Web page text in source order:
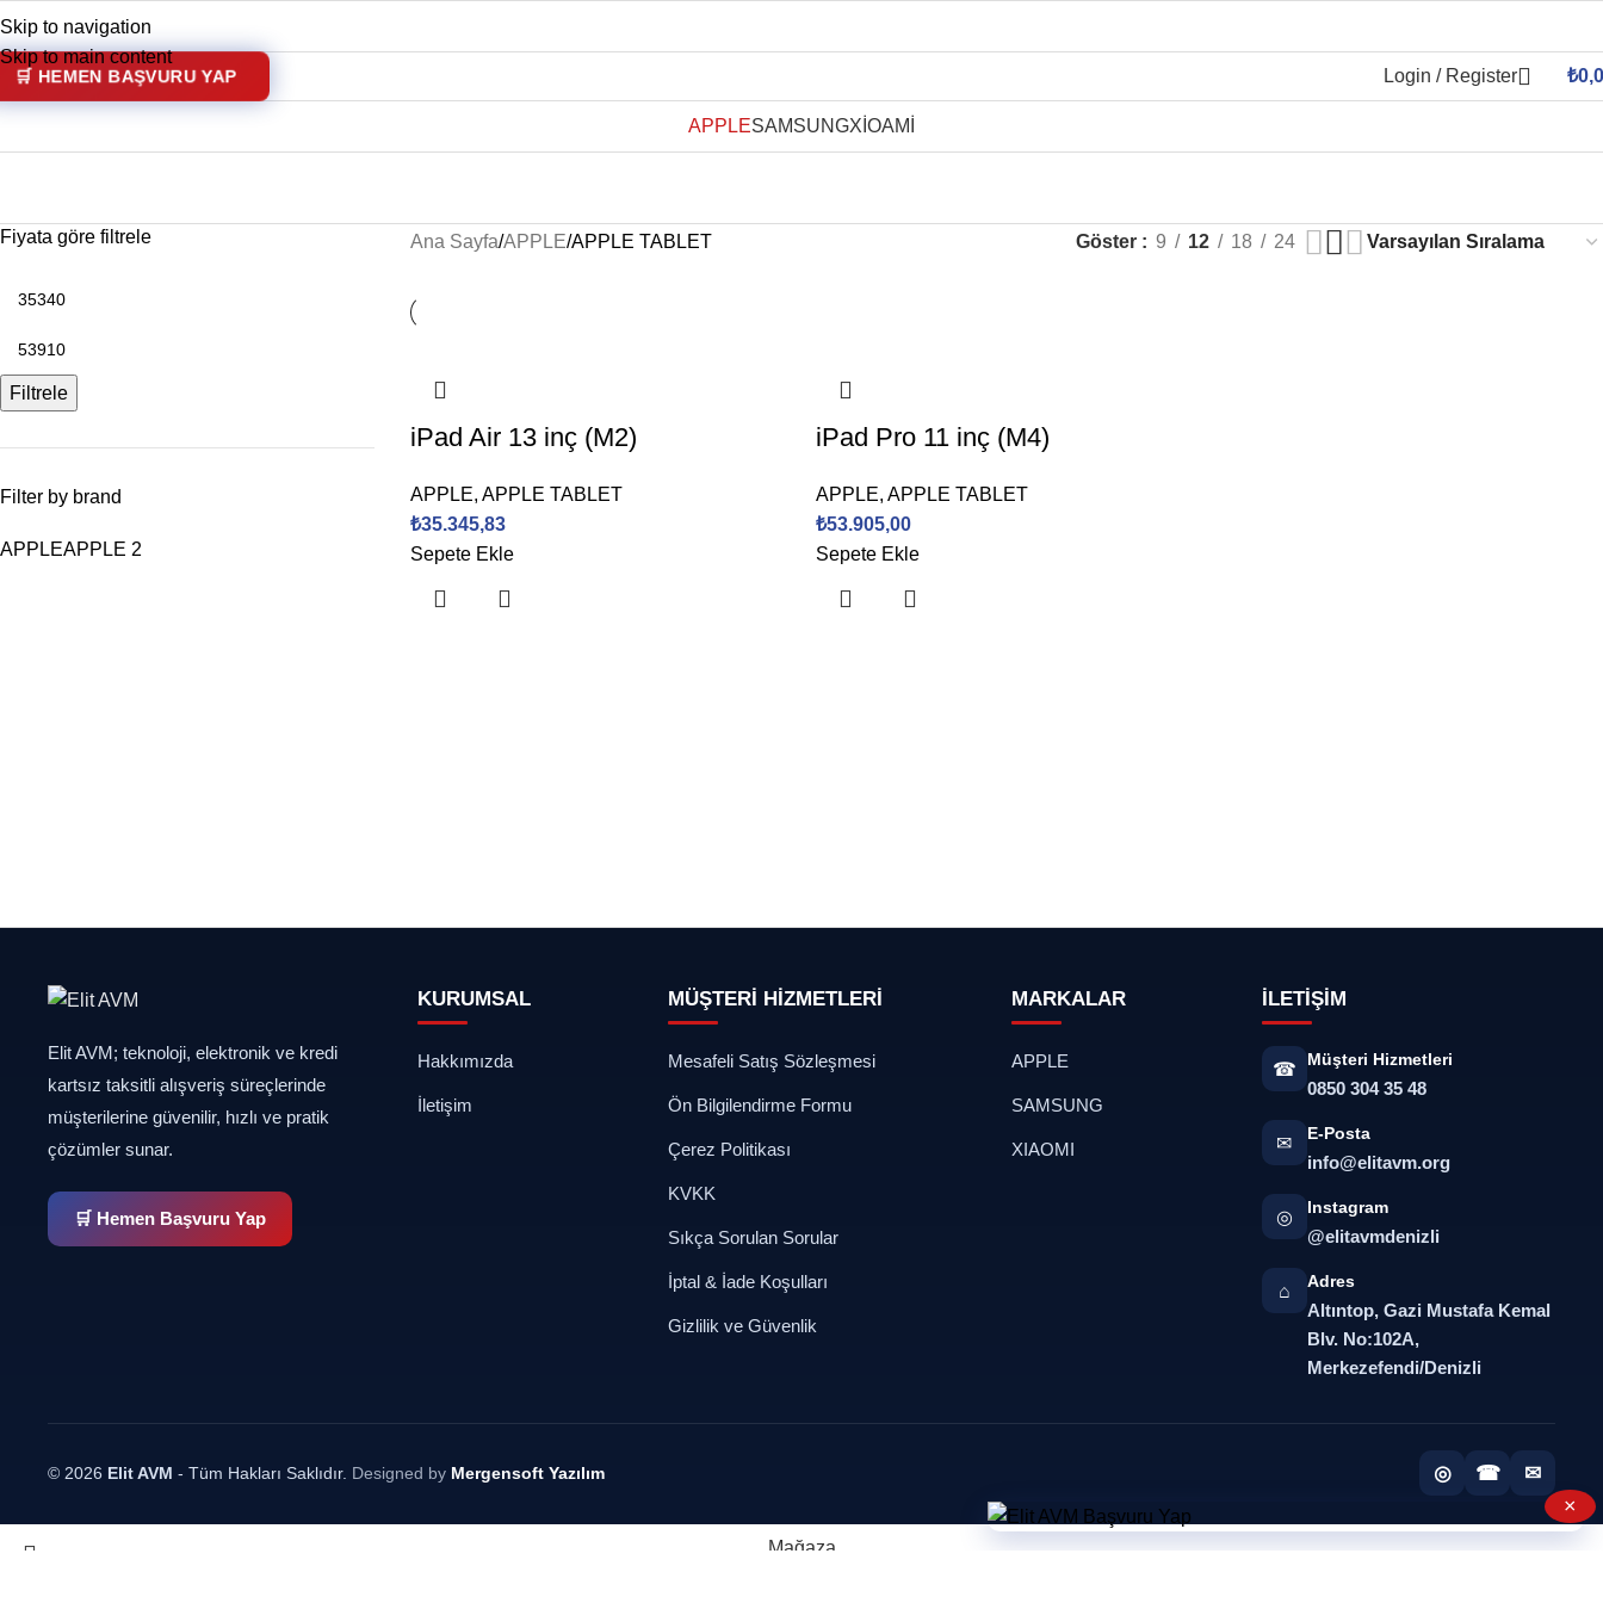
×
Skip to navigation
Skip to main content
Kredi Kartsız Taksitli Alışveriş Sistemi Nedir?
🛒 HEMEN BAŞVURU YAP Login / Register ₺
APPLESAMSUNGXİOAMİ
Fiyata göre filtrele
Filtrele
Filter by brand
APPLEAPPLE 2
Ana Sayfa APPLE APPLE TABLET Göster 9 12 18 24
iPad Air 13 inç (M2)
APPLE, APPLE TABLET
₺35.345,83
Sepete Ekle
iPad Pro 11 inç (M4)
APPLE, APPLE TABLET
₺53.905,00
Sepete Ekle
Elit AVM; teknoloji, elektronik ve kredi
kartsız taksitli alışveriş süreçlerinde
müşterilerine güvenilir, hızlı ve pratik
çözümler sunar.
🛒 Hemen Başvuru Yap
KURUMSAL
Hakkımızda
İletişim
MÜŞTERİ HİZMETLERİ
Mesafeli Satış Sözleşmesi
Ön Bilgilendirme Formu
Çerez Politikası
KVKK
Sıkça Sorulan Sorular
İptal & İade Koşulları
Gizlilik ve Güvenlik
MARKALAR
APPLE
SAMSUNG
XIAOMI
İLETİŞİM
☎ Müşteri Hizmetleri
0850 304 35 48
✉ E-Posta
info@elitavm.org
◎ Instagram
@elitavmdenizli
⌂ Adres
Altıntop, Gazi Mustafa Kemal
Blv. No:102A,
Merkezefendi/Denizli
© 2026 Elit AVM - Tüm Hakları Saklıdır. Designed by Mergensoft Yazılım ◎ ☎ ✉
Mağaza